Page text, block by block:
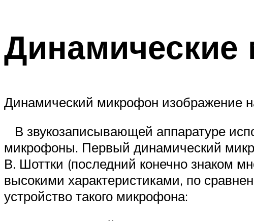
Динамический микрофон изображение
В звукозаписывающей аппаратуре
микрофоны. Первый динамический
В. Шоттки (последний конечно знаком
высокими характеристиками, по
устройство такого микрофона: